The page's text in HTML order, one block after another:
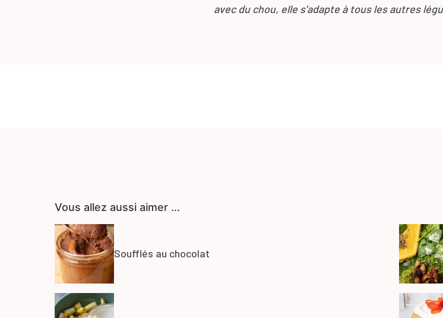
avec du chou, elle s'adapte à tous les autres
Vous allez aussi aimer ...
Soufflés au chocolat